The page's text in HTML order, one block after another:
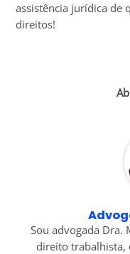
assistência jurídica de
direitos!
Sou advogada Dra.
direito trabalhista,